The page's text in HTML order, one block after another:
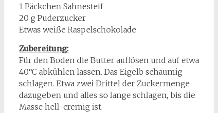
1 Päckchen Sahnesteif
20 g Puderzucker
Etwas weiße Raspelschokolade
Zubereitung:
Für den Boden die Butter auflösen und auf etwa
40°C abkühlen lassen. Das Eigelb schaumig
schlagen. Etwa zwei Drittel der Zuckermenge
dazugeben und alles so lange schlagen, bis die
Masse hell-cremig ist.